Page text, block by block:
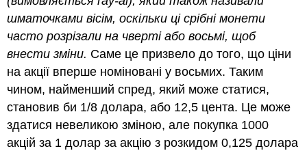
шматочками вісім, оскільки ці срібні монети
часто розрізали на чверті або восьмі, щоб
внести зміни. Саме це призвело до того, що ціни
на акції вперше номіновані у восьмих. Таким
чином, найменший спред, який може статися,
становив би 1/8 долара, або 12,5 цента. Це може
здатися невеликою зміною, але покупка 1000
акцій за 1 долар за акцію з розкидом 0,125 долара